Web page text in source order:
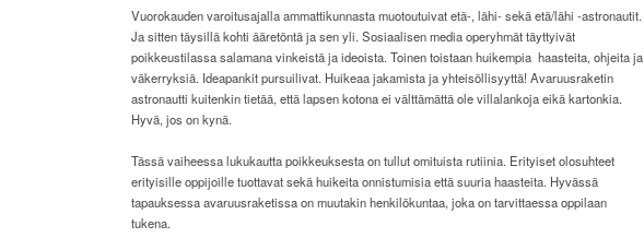
Vuorokauden varoitusajalla ammattikunnasta muotoutuivat etä-, lähi- sekä etä/lähi -astronautit.
Ja sitten täysillä kohti ääretöntä ja sen yli. Sosiaalisen media operyhmät täyttyivät
poikkeustilassa salamana vinkeistä ja ideoista. Toinen toistaan huikempia haasteita, ohjeita ja
väkerryksiä. Ideapankit pursuilivat. Huikeaa jakamista ja yhteisöllisyyttä! Avaruusraketin
astronautti kuitenkin tietää, että lapsen kotona ei välttämättä ole villalankoja eikä kartonkia.
Hyvä, jos on kynä.
Tässä vaiheessa lukukautta poikkeuksesta on tullut omituista rutiinia. Erityiset olosuhteet
erityisille oppijoille tuottavat sekä huikeita onnistumisia että suuria haasteita. Hyvässä
tapauksessa avaruusraketissa on muutakin henkilökuntaa, joka on tarvittaessa oppilaan
tukena.